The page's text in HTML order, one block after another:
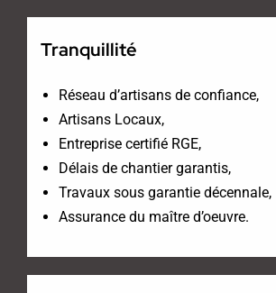
Tranquillité
Réseau d’artisans de confiance,
Artisans Locaux,
Entreprise certifié RGE,
Délais de chantier garantis,
Travaux sous garantie décennale,
Assurance du maître d’oeuvre.